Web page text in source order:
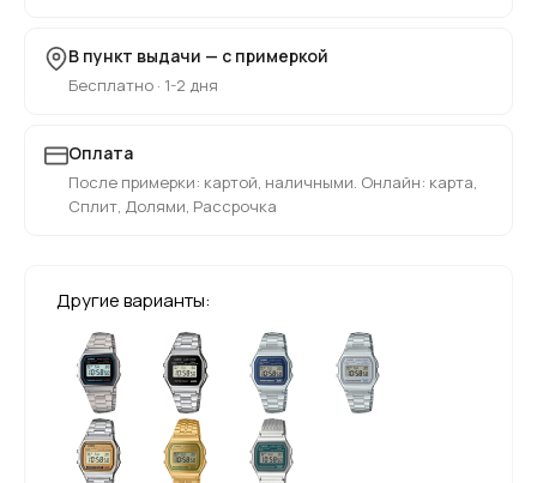
В пункт выдачи — с примеркой
Бесплатно · 1-2 дня
Оплата
После примерки: картой, наличными. Онлайн: карта,
Сплит, Долями, Рассрочка
Другие варианты: